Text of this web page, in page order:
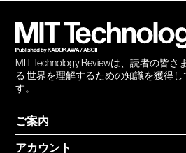
MIT Technology Reviewは、読者の皆
る 世界を理解するための知識を獲得
す。
ご案内
アカウント